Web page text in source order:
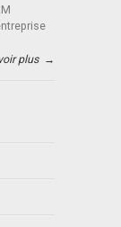
plus →